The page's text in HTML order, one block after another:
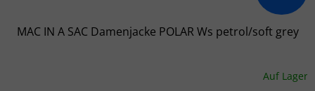
MAC IN A SAC Damenjacke POLAR Ws petrol/soft grey
Auf Lager